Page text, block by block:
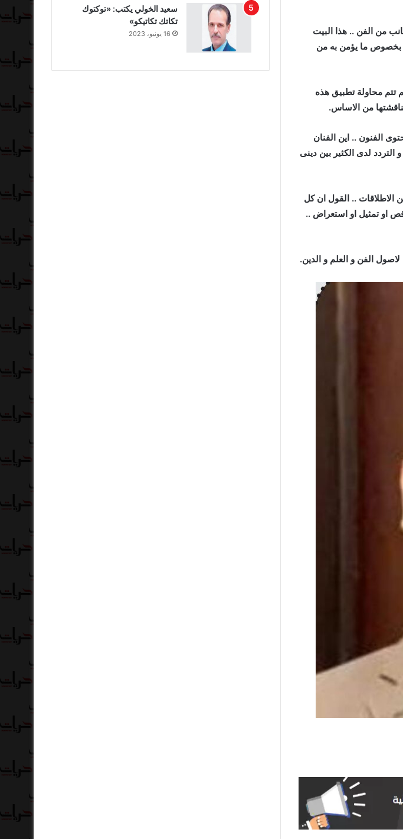
من الفن .. هذا البيت
بخصوص ما يؤمن به من
تتم محاولة تطبيق هذه
من الاساس.
الفنون .. اين الفنان
لدى الكثير بين دينى
الاطلاقات .. القول ان كل
او تمثيل او استعراض ..
الفن و العلم و الدين.
سعيد الخولي يكتب: «توكتوك
تكاتك تكاتيكو»
16 يونيو، 2023